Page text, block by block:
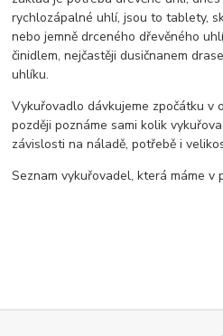
rychlozápalné uhlí, jsou to tablety,
nebo jemně drceného dřevěného
činidlem, nejčastěji dusičnanem
uhlíku.
Vykuřovadlo dávkujeme zpočátku v
později poznáme sami kolik
závislosti na náladě, potřebě i
Seznam vykuřovadel, která máme v